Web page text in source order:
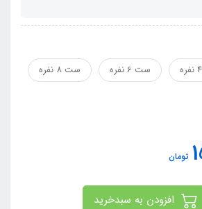
ست 6 نفره ست 8 نفره
تومان